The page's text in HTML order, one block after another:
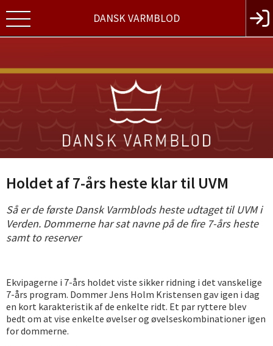
DANSK VARMBLOD
Holdet af 7-års heste klar til UVM
Så er de første Dansk Varmblods heste udtaget til UVM i
Verden. Dommerne har sat navne på de fire 7-års heste
samt to reserver
Ekvipagerne i 7-års holdet viste sikker ridning i det vanskelige
7-års program. Dommer Jens Holm Kristensen gav igen i dag
en kort karakteristik af de enkelte ridt. Et par ryttere blev
bedt om at vise enkelte øvelser og øvelseskombinationer igen
for dommerne.